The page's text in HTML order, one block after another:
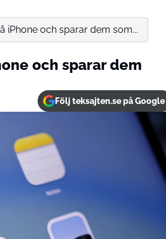
iPhone och sparar dem som...
och sparar dem
Följ teksajten.se på Google